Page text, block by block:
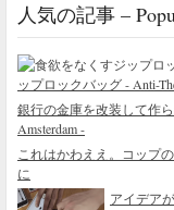
人気の記事 –
ップロックバッグ - Anti-
銀行の金庫を改装して作ら
Amsterdam -
これはかわええ。コップ
に
アイデア